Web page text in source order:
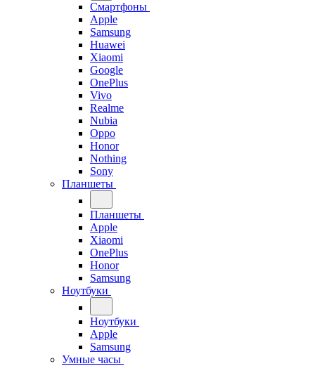
Смартфоны
Apple
Samsung
Huawei
Xiaomi
Google
OnePlus
Vivo
Realme
Nubia
Oppo
Honor
Nothing
Sony
Планшеты
Планшеты
Apple
Xiaomi
OnePlus
Honor
Samsung
Ноутбуки
Ноутбуки
Apple
Samsung
Умные часы